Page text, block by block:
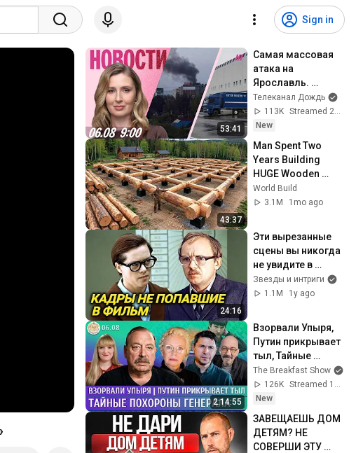
Sign in
53:41
Самая массовая
атака на
Ярославль.
Секретные
похороны
генерала. «Почта
Wildberries
Телеканал Дождь
113K
Streamed 2h ago
New
43:37
Man Spent Two
Years Building
HUGE Wooden
House for his
Family | Start to
World Build
3.1M
1mo ago
24:16
Эти вырезанные
сцены вы никогда
не увидите в
"Служебном
романе"
Звезды и интриги
1.1M
1y ago
2:14:55
Взорвали Упыря,
Путин прикрывает
тыл, Тайные
похороны
генерала. Гудков,
Ларина, Подоляк,
The Breakfast Show
126K
New
ЗАВЕЩАЕШЬ ДОМ
ДЕТЯМ? НЕ
СОВЕРШИ ЭТУ